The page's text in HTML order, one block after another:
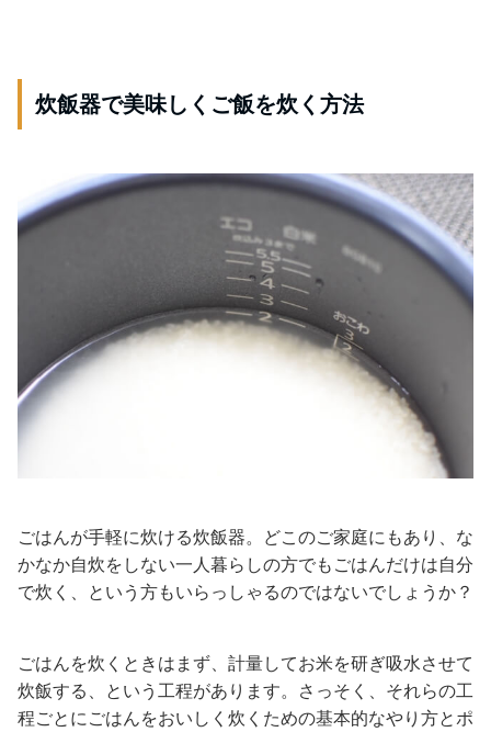
炊飯器で美味しくご飯を炊く方法
ごはんが手軽に炊ける炊飯器。どこのご家庭にもあり、な
かなか自炊をしない一人暮らしの方でもごはんだけは自分
で炊く、という方もいらっしゃるのではないでしょうか？
ごはんを炊くときはまず、計量してお米を研ぎ吸水させて
炊飯する、という工程があります。さっそく、それらの工
程ごとにごはんをおいしく炊くための基本的なやり方とポ